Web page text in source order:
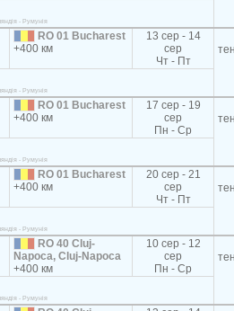
- Румунія
RO 01 Bucharest
+400 км
13 сер - 14
сер
Чт - Пт
- Румунія
RO 01 Bucharest
+400 км
17 сер - 19
сер
Пн - Ср
- Румунія
RO 01 Bucharest
+400 км
20 сер - 21
сер
Чт - Пт
- Румунія
RO 40 Cluj-
Napoca, Cluj-Napoca
+400 км
10 сер - 12
сер
Пн - Ср
- Румунія